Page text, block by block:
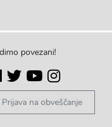
povezani!
Prijava na obveščanje